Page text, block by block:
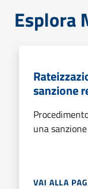
Esplora
sanzione
una
VAI ALLA